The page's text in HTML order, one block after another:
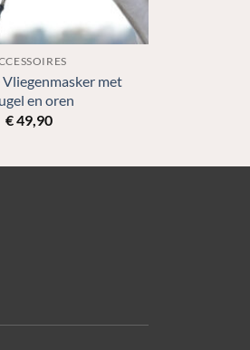
met
en oren
€49,90